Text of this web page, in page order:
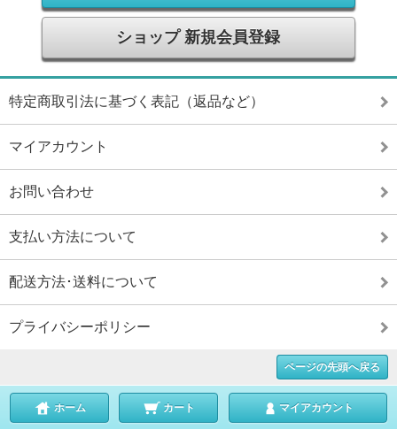
ショップ 新規会員登録
特定商取引法に基づく表記（返品など）
マイアカウント
お問い合わせ
支払い方法について
配送方法･送料について
プライバシーポリシー
ページの先頭へ戻る
ホーム カート マイアカウント